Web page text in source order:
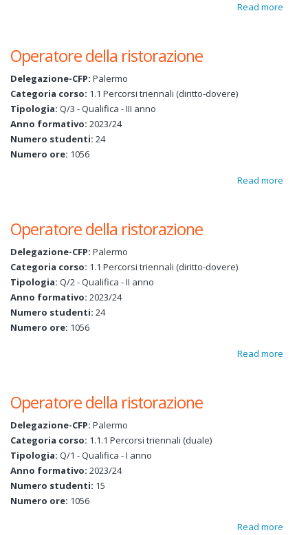
Read more
Operatore della ristorazione
Delegazione-CFP: Palermo
Categoria corso: 1.1 Percorsi triennali (diritto-dovere)
Tipologia: Q/3 - Qualifica - III anno
Anno formativo: 2023/24
Numero studenti: 24
Numero ore: 1056
Read more
Operatore della ristorazione
Delegazione-CFP: Palermo
Categoria corso: 1.1 Percorsi triennali (diritto-dovere)
Tipologia: Q/2 - Qualifica - II anno
Anno formativo: 2023/24
Numero studenti: 24
Numero ore: 1056
Read more
Operatore della ristorazione
Delegazione-CFP: Palermo
Categoria corso: 1.1.1 Percorsi triennali (duale)
Tipologia: Q/1 - Qualifica - I anno
Anno formativo: 2023/24
Numero studenti: 15
Numero ore: 1056
Read more